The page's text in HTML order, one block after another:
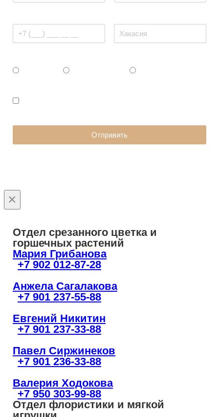
Отправить
×
Отдел срезанного цветка и
горшечных растений
Мария Грибанова
+7 902 012-87-28
Анжела Сагалакова
+7 901 237-55-88
Евгений Никитин
+7 901 237-33-88
Павел Сиржинеков
+7 901 236-33-88
Валерия Ходокова
+7 950 303-99-88
Отдел флористики и мягкой